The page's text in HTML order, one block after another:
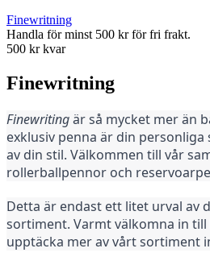
Finewritning
Handla för minst 500 kr för fri frakt.
500 kr kvar
Finewritning
Finewriting är så mycket mer än
exklusiv penna är din
av din stil. Välkommen till vår
rollerballpennor och
Detta är endast ett litet urval av
sortiment. Varmt välkomna in
upptäcka mer av vårt sortiment